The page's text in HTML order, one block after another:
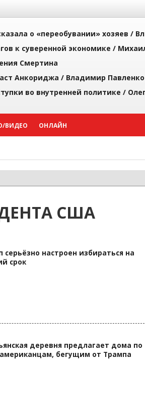
о «переобувании» хозяев /
к суверенной экономике /
Смертина
Анкориджа / Владимир Павленко
во внутренней политике /
ВИДЕО ОНЛАЙН
США
серьёзно настроен избираться на
срок
деревня предлагает дома по
бегущим от Трампа